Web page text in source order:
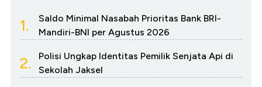
1.
Saldo Minimal Nasabah Prioritas Bank BRI-
Mandiri-BNI per Agustus 2026
2.
Polisi Ungkap Identitas Pemilik Senjata Api di
Sekolah Jaksel